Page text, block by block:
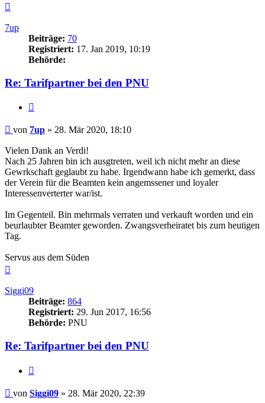
7up
Beiträge: 70
Registriert: 17. Jan 2019, 10:19
Behörde:
Re: Tarifpartner bei den PNU
Beitrag
von 7up » 28. Mär 2020, 18:10
Vielen Dank an Verdi!
Nach 25 Jahren bin ich ausgtreten, weil ich nicht mehr an diese
Gewrkschaft geglaubt zu habe. Irgendwann habe ich gemerkt, dass
der Verein für die Beamten kein angemssener und loyaler
Interessenverterter war/ist.
Im Gegenteil. Bin mehrmals verraten und verkauft worden und ein
beurlaubter Beamter geworden. Zwangsverheiratet bis zum heutigen
Tag.
Servus aus dem Süden
Siggi09
Beiträge: 864
Registriert: 29. Jun 2017, 16:56
Behörde: PNU
Re: Tarifpartner bei den PNU
Beitrag
von Siggi09 » 28. Mär 2020, 22:39